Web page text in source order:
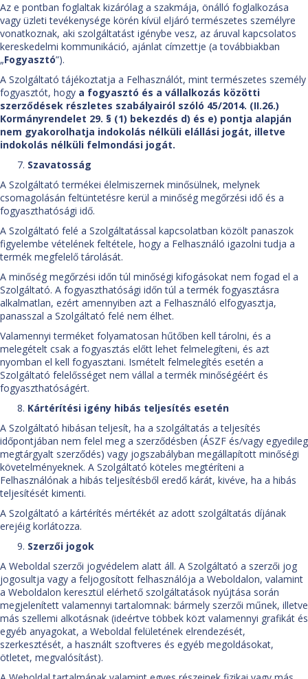
Az e pontban foglaltak kizárólag a szakmája, önálló foglalkozása
vagy üzleti tevékenysége körén kívül eljáró természetes személyre
vonatkoznak, aki szolgáltatást igénybe vesz, az áruval kapcsolatos
kereskedelmi kommunikáció, ajánlat címzettje (a továbbiakban
„Fogyasztó”).
A Szolgáltató tájékoztatja a Felhasználót, mint természetes személy
fogyasztót, hogy a fogyasztó és a vállalkozás közötti
szerződések részletes szabályairól szóló 45/2014. (II.26.)
Kormányrendelet 29. § (1) bekezdés d) és e) pontja alapján
nem gyakorolhatja indokolás nélküli elállási jogát, illetve
indokolás nélküli felmondási jogát.
Szavatosság
A Szolgáltató termékei élelmiszernek minősülnek, melynek
csomagolásán feltüntetésre kerül a minőség megőrzési idő és a
fogyaszthatósági idő.
A Szolgáltató felé a Szolgáltatással kapcsolatban közölt panaszok
figyelembe vételének feltétele, hogy a Felhasználó igazolni tudja a
termék megfelelő tárolását.
A minőség megőrzési időn túl minőségi kifogásokat nem fogad el a
Szolgáltató. A fogyaszthatósági időn túl a termék fogyasztásra
alkalmatlan, ezért amennyiben azt a Felhasználó elfogyasztja,
panasszal a Szolgáltató felé nem élhet.
Valamennyi terméket folyamatosan hűtőben kell tárolni, és a
melegételt csak a fogyasztás előtt lehet felmelegíteni, és azt
nyomban el kell fogyasztani. Ismételt felmelegítés esetén a
Szolgáltató felelősséget nem vállal a termék minőségéért és
fogyaszthatóságért.
Kártérítési igény hibás teljesítés esetén
A Szolgáltató hibásan teljesít, ha a szolgáltatás a teljesítés
időpontjában nem felel meg a szerződésben (ÁSZF és/vagy egyedileg
megtárgyalt szerződés) vagy jogszabályban megállapított minőségi
követelményeknek. A Szolgáltató köteles megtéríteni a
Felhasználónak a hibás teljesítésből eredő kárát, kivéve, ha a hibás
teljesítését kimenti.
A Szolgáltató a kártérítés mértékét az adott szolgáltatás díjának
erejéig korlátozza.
Szerzői jogok
A Weboldal szerzői jogvédelem alatt áll. A Szolgáltató a szerzői jog
jogosultja vagy a feljogosított felhasználója a Weboldalon, valamint
a Weboldalon keresztül elérhető szolgáltatások nyújtása során
megjelenített valamennyi tartalomnak: bármely szerzői műnek, illetve
más szellemi alkotásnak (ideértve többek közt valamennyi grafikát és
egyéb anyagokat, a Weboldal felületének elrendezését,
szerkesztését, a használt szoftveres és egyéb megoldásokat,
ötletet, megvalósítást).